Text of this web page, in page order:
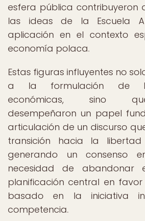
esfera pública contribuyeron
las ideas de la Escuela
aplicación en el contexto
economía polaca.
Estas figuras influyentes no
a la formulación de
económicas, sino
desempeñaron un papel
articulación de un discurso
transición hacia la
generando un consenso
necesidad de abandonar
planificación central en
basado en la iniciativa
competencia.